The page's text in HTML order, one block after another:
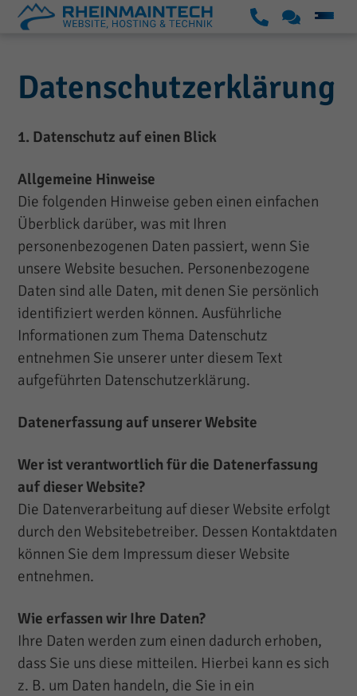
p
p
K
Datenschutzerklärung
1. Datenschutz auf einen Blick
Allgemeine Hinweise
Die folgenden Hinweise geben einen einfachen
Überblick darüber, was mit Ihren
personenbezogenen Daten passiert, wenn Sie
unsere Website besuchen. Personenbezogene
Daten sind alle Daten, mit denen Sie persönlich
identifiziert werden können. Ausführliche
Informationen zum Thema Datenschutz
entnehmen Sie unserer unter diesem Text
aufgeführten Datenschutzerklärung.
Datenerfassung auf unserer Website
Wer ist verantwortlich für die Datenerfassung
auf dieser Website?
Die Datenverarbeitung auf dieser Website erfolgt
durch den Websitebetreiber. Dessen Kontaktdaten
können Sie dem Impressum dieser Website
entnehmen.
Wie erfassen wir Ihre Daten?
Ihre Daten werden zum einen dadurch erhoben,
dass Sie uns diese mitteilen. Hierbei kann es sich
z. B. um Daten handeln, die Sie in ein